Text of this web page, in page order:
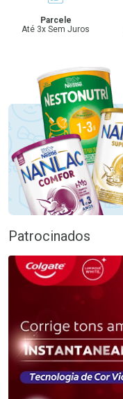
Parcele
Até 3x Sem Juros
Patrocinados